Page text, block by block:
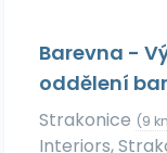
Barevna -
oddělení
Strakonice (9
Interiors,